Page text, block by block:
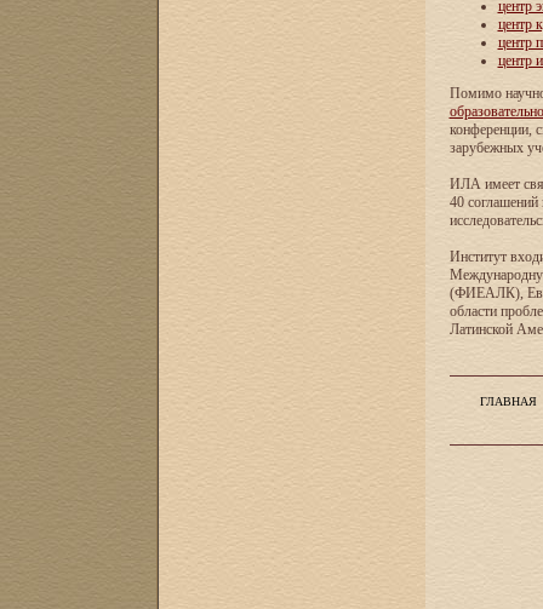
центр
центр
центр
центр
Помимо
конференции,
зарубежных
ИЛА имеет
40 соглашений
Институт
(ФИЕАЛК),
области
Латинской
ГЛАВНАЯ